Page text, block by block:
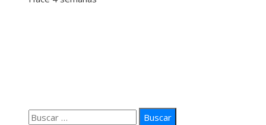
Buscar: